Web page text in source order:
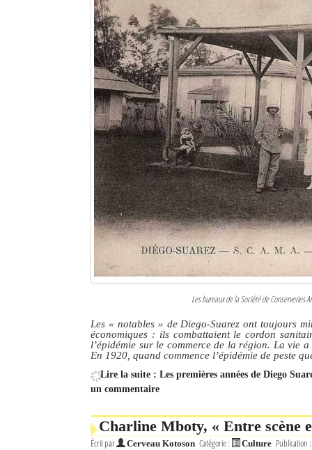
Les bureaux de la Société de Conserveries
Les « notables » de Diego-Suarez ont toujours
économiques : ils combattaient le cordon
l’épidémie sur le commerce de la région. La vie
En 1920, quand commence l’épidémie de peste
Lire la suite : Les premières années de Diego
un commentaire
Charline Mboty, « Entre scène
Écrit par Cerveau Kotoson Catégorie : Culture Publication :